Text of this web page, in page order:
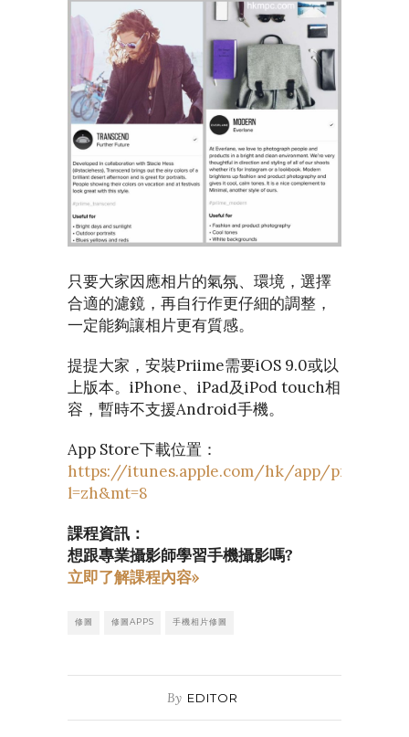
只要大家因應相片的氣氛、環境，選擇
合適的濾鏡，再自行作更仔細的調整，
一定能夠讓相片更有質感。
提提大家，安裝Priime需要iOS 9.0或以
上版本。iPhone、iPad及iPod touch相
容，暫時不支援Android手機。
App Store下載位置：
https://itunes.apple.com/hk/app/priime/
l=zh&mt=8
課程資訊：
想跟專業攝影師學習手機攝影嗎?
立即了解課程內容»
修圖 修圖APPS 手機相片修圖
By EDITOR